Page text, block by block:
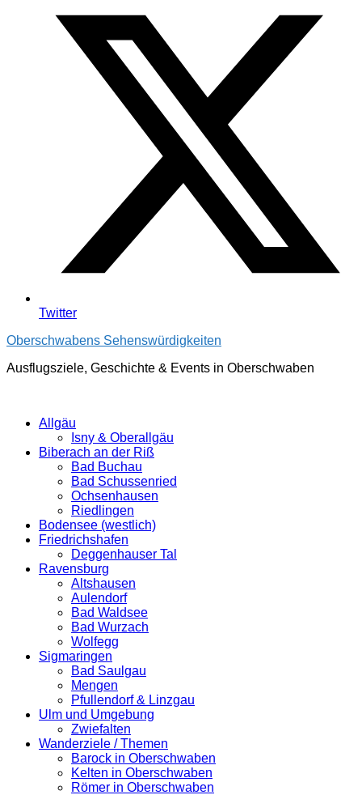
Twitter
Oberschwabens Sehenswürdigkeiten
Ausflugsziele, Geschichte & Events in Oberschwaben
Allgäu
Isny & Oberallgäu
Biberach an der Riß
Bad Buchau
Bad Schussenried
Ochsenhausen
Riedlingen
Bodensee (westlich)
Friedrichshafen
Deggenhauser Tal
Ravensburg
Altshausen
Aulendorf
Bad Waldsee
Bad Wurzach
Wolfegg
Sigmaringen
Bad Saulgau
Mengen
Pfullendorf & Linzgau
Ulm und Umgebung
Zwiefalten
Wanderziele / Themen
Barock in Oberschwaben
Kelten in Oberschwaben
Römer in Oberschwaben